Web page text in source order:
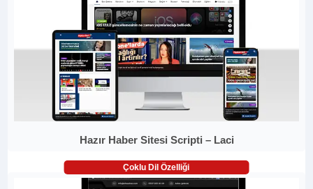
Hazır Haber Sitesi Scripti – Laci
Çoklu Dil Özelliği